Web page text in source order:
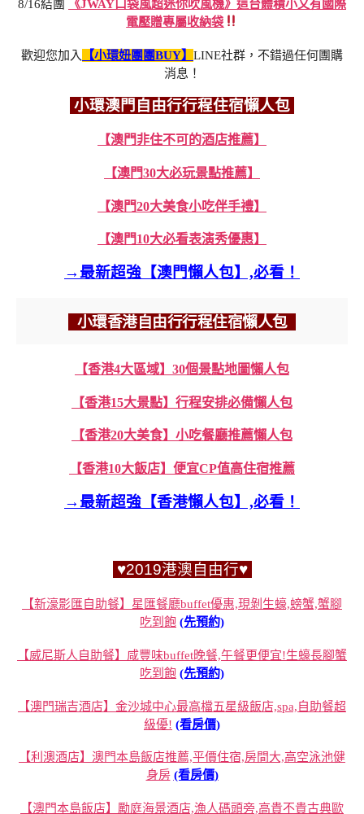
8/16結團
《JWAY口袋風超迷你吹風機》這台體積小又有國際
電壓贈專屬收納袋
歡迎您加入 【小環妞團團BUY】 LINE社群，不錯過任何團購
消息！
小環澳門自由行行程住宿懶人包
【澳門非住不可的酒店推薦】
【澳門30大必玩景點推薦】
【澳門20大美食小吃伴手禮】
【澳門10大必看表演秀優惠】
→最新超強【澳門懶人包】,必看！
小環香港自由行行程住宿懶人包
【香港4大區域】30個景點地圖懶人包
【香港15大景點】行程安排必備懶人包
【香港20大美食】小吃餐廳推薦懶人包
【香港10大飯店】便宜CP值高住宿推薦
→最新超強【香港懶人包】,必看！
♥2019港澳自由行♥
【新濠影匯自助餐】星匯餐廳buffet優惠,現剝生蠔,螃蟹,蟹腳
吃到飽 (先預約)
【威尼斯人自助餐】咸豐味buffet晚餐,午餐更便宜!生蠔長腳蟹
吃到飽 (先預約)
【澳門瑞吉酒店】金沙城中心最高檔五星級飯店,spa,自助餐超
級優! (看房價)
【利澳酒店】澳門本島飯店推薦,平價住宿,房間大,高空泳池健
身房 (看房價)
【澳門本島飯店】勵庭海景酒店,漁人碼頭旁,高貴不貴古典歐